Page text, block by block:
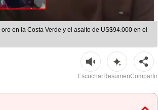
en la Costa Verde y el asalto de US$94.000 en el
EscucharResumenCompartir